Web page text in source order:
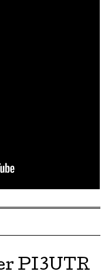
PI3UTR